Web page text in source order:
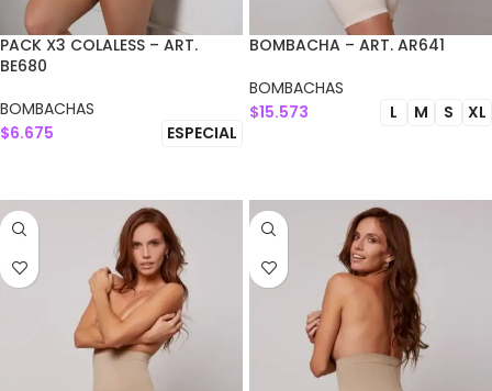
PACK X3 COLALESS – ART.
BE680
BOMBACHAS
$6.675 ESPECIAL
BOMBACHA – ART. AR641
BOMBACHAS
$15.573 L M S XL